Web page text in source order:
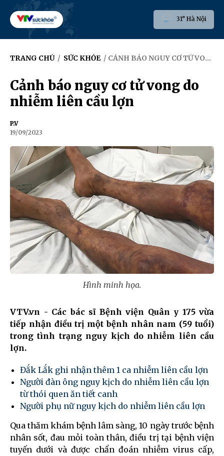
31° Hà Nội
TRANG CHỦ / SỨC KHỎE / CẢNH BÁO NGUY CƠ TỬ VONG DO NHIỄM LIÊN CẦU LỢN
Cảnh báo nguy cơ tử vong do
nhiễm liên cầu lợn
P.V
19/09/2023
Hình minh họa.
VTV.vn - Các bác sĩ Bệnh viện Quân y 175 vừa
tiếp nhận điều trị một bệnh nhân nam (59 tuổi)
trong tình trạng nguy kịch do nhiễm liên cầu
lợn.
Đắk Lắk ghi nhận thêm 1 ca nhiễm liên cầu lợn
Người đàn ông nguy kịch do nhiễm liên cầu lợn
từ thói quen ăn tiết canh
Người phụ nữ nguy kịch do nhiễm liên cầu lợn
Qua thăm khám bệnh lâm sàng, 10 ngày trước bệnh
nhân sốt, đau mỏi toàn thân, điều trị tại bệnh viện
tuyến dưới và được chẩn đoán nhiễm virus cấp,